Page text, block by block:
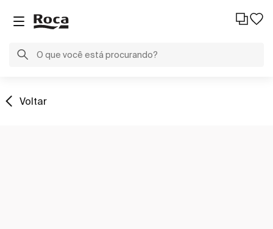
Voltar